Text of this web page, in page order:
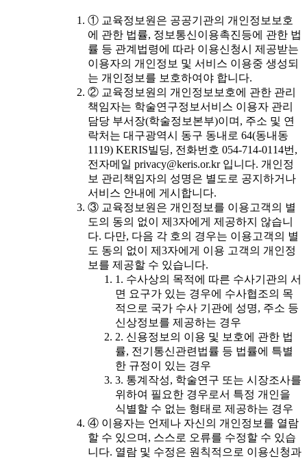
① 교육정보원은 공공기관의 개인정보보호
에 관한 법률, 정보통신이용촉진등에 관한 법
률 등 관계법령에 따라 이용신청시 제공받는
이용자의 개인정보 및 서비스 이용중 생성되
는 개인정보를 보호하여야 합니다.
② 교육정보원의 개인정보보호에 관한 관리
책임자는 학술연구정보서비스 이용자 관리
담당 부서장(학술정보본부)이며, 주소 및 연
락처는 대구광역시 동구 동내로 64(동내동
1119) KERIS빌딩, 전화번호 054-714-0114번,
전자메일 privacy@keris.or.kr 입니다. 개인정
보 관리책임자의 성명은 별도로 공지하거나
서비스 안내에 게시합니다.
③ 교육정보원은 개인정보를 이용고객의 별
도의 동의 없이 제3자에게 제공하지 않습니
다. 다만, 다음 각 호의 경우는 이용고객의 별
도 동의 없이 제3자에게 이용 고객의 개인정
보를 제공할 수 있습니다.
1. 수사상의 목적에 따른 수사기관의 서
면 요구가 있는 경우에 수사협조의 목
적으로 국가 수사 기관에 성명, 주소 등
신상정보를 제공하는 경우
2. 신용정보의 이용 및 보호에 관한 법
률, 전기통신관련법률 등 법률에 특별
한 규정이 있는 경우
3. 통계작성, 학술연구 또는 시장조사를
위하여 필요한 경우로서 특정 개인을
식별할 수 없는 형태로 제공하는 경우
④ 이용자는 언제나 자신의 개인정보를 열람
할 수 있으며, 스스로 오류를 수정할 수 있습
니다. 열람 및 수정은 원칙적으로 이용신청과